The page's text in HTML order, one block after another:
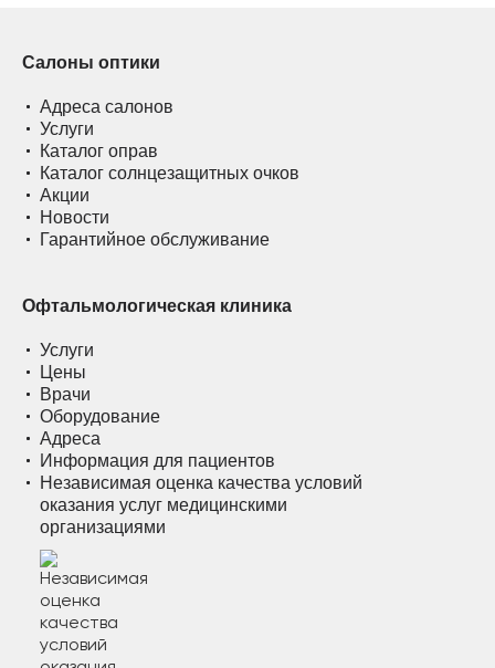
Салоны оптики
Адреса салонов
Услуги
Каталог оправ
Каталог солнцезащитных очков
Акции
Новости
Гарантийное обслуживание
Офтальмологическая клиника
Услуги
Цены
Врачи
Оборудование
Адреса
Информация для пациентов
Независимая оценка качества условий
оказания услуг медицинскими
организациями